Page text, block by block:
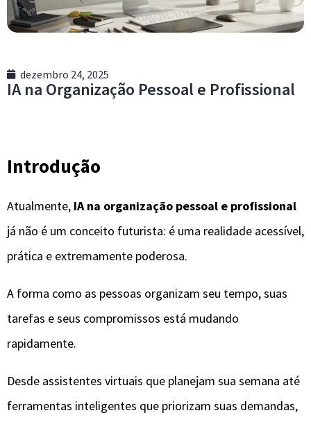
dezembro 24, 2025
IA na Organização Pessoal e Profissional
Introdução
Atualmente, IA na organização pessoal e profissional
já não é um conceito futurista: é uma realidade acessível,
prática e extremamente poderosa.
A forma como as pessoas organizam seu tempo, suas
tarefas e seus compromissos está mudando
rapidamente.
Desde assistentes virtuais que planejam sua semana até
ferramentas inteligentes que priorizam suas demandas,